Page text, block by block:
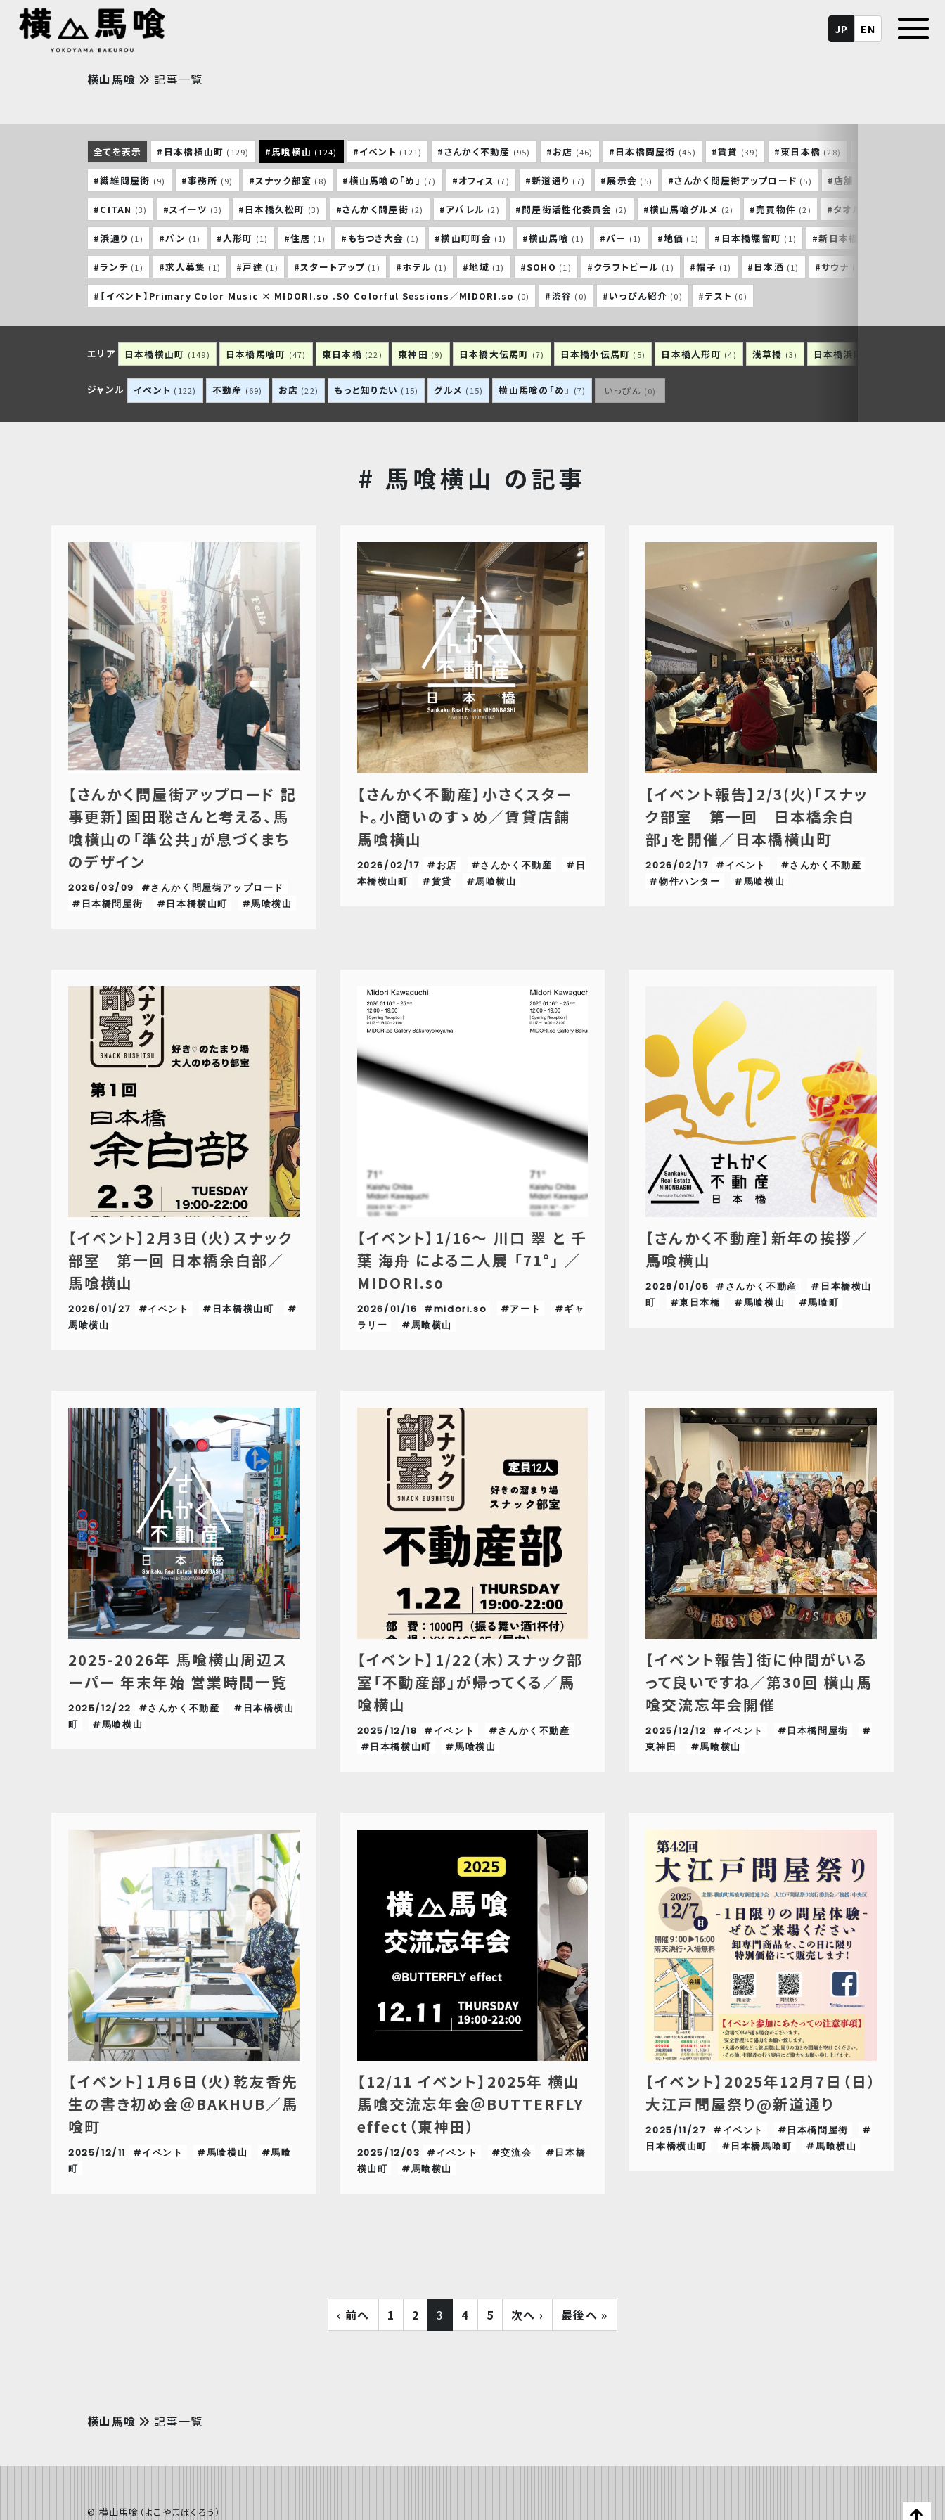
JP EN
横山馬喰 記事一覧
全てを表示 #日本橋横山町 (129) #馬喰横山 (124) #イベント (121) #さんかく不動産 (95) #お店 (46) #日本橋問屋街 (45) #賃貸 (39) #東日本橋 (28)
#繊維問屋街 (9) #事務所 (9) #スナック部室 (8) #横山馬喰の「め」 (7) #オフィス (7) #新道通り (7) #展示会 (5) #さんかく問屋街アップロード (5) #店舗
#CITAN (3) #スイーツ (3) #日本橋久松町 (3) #さんかく問屋街 (2) #アパレル (2) #問屋街活性化委員会 (2) #横山馬喰グルメ (2) #売買物件 (2) #タオル
#浜通り (1) #パン (1) #人形町 (1) #住居 (1) #もちつき大会 (1) #横山町町会 (1) #横山馬喰 (1) #バー (1) #地価 (1) #日本橋堀留町 (1) #新日本橋
#ランチ (1) #求人募集 (1) #戸建 (1) #スタートアップ (1) #ホテル (1) #地域 (1) #SOHO (1) #クラフトビール (1) #帽子 (1) #日本酒 (1) #サウナ
#【イベント】Primary Color Music × MIDORI.so .SO Colorful Sessions／MIDORI.so (0) #渋谷 (0) #いっぴん紹介 (0) #テスト (0)
エリア 日本橋横山町 (149) 日本橋馬喰町 (47) 東日本橋 (22) 東神田 (9) 日本橋大伝馬町 (7) 日本橋小伝馬町 (5) 日本橋人形町 (4) 浅草橋 (3) 日本橋浜町
ジャンル イベント (122) 不動産 (69) お店 (22) もっと知りたい (15) グルメ (15) 横山馬喰の「め」 (7) いっぴん (0)
# 馬喰横山 の記事
【さんかく問屋街アップロード 記
事更新】園田聡さんと考える、馬
喰横山の「準公共」が息づくまち
のデザイン
2026/03/09
#さんかく問屋街アップロード
#日本橋問屋街
#日本橋横山町 #馬喰横山
【さんかく不動産】小さくスター
ト。小商いのすゝめ／賃貸店舗
馬喰横山
2026/02/17 #お店 #さんかく不動産
#日
本橋横山町
#賃貸 #馬喰横山
【イベント報告】2/3(火)「スナッ
ク部室 第一回 日本橋余白
部」を開催／日本橋横山町
2026/02/17 #イベント
#さんかく不動産
#物件ハンター
#馬喰横山
【イベント】2月3日（火）スナック
部室 第一回 日本橋余白部／
馬喰横山
2026/01/27 #イベント #日本橋横山町
#
馬喰横山
【イベント】1/16〜 川口 翠 と 千
葉 海舟 による二人展 「71°」 ／
MIDORI.so
2026/01/16 #midori.so #アート
#ギャ
ラリー
#馬喰横山
【さんかく不動産】新年の挨拶／
馬喰横山
2026/01/05 #さんかく不動産
#日本橋横山
町
#東日本橋 #馬喰横山 #馬喰町
2025-2026年 馬喰横山周辺ス
ーパー 年末年始 営業時間一覧
2025/12/22 #さんかく不動産
#日本橋横山
町
#馬喰横山
【イベント】1/22（木）スナック部
室「不動産部」が帰ってくる／馬
喰横山
2025/12/18 #イベント
#さんかく不動産
#日本橋横山町
#馬喰横山
【イベント報告】街に仲間がいる
って良いですね／第30回 横山馬
喰交流忘年会開催
2025/12/12 #イベント #日本橋問屋街
#
東神田
#馬喰横山
【イベント】1月6日（火）乾友香先
生の書き初め会＠BAKHUB／馬
喰町
2025/12/11 #イベント #馬喰横山
#馬喰
町
【12/11 イベント】2025年 横山
馬喰交流忘年会＠BUTTERFLY
effect（東神田）
2025/12/03 #イベント #交流会
#日本橋
横山町
#馬喰横山
【イベント】2025年12月7日（日）
大江戸問屋祭り@新道通り
2025/11/27 #イベント #日本橋問屋街
#
日本橋横山町
#日本橋馬喰町 #馬喰横山
‹ 前へ 1 2 3 4 5 次へ › 最後へ »
横山馬喰 記事一覧
©️ 横山馬喰（よこやまばくろう）